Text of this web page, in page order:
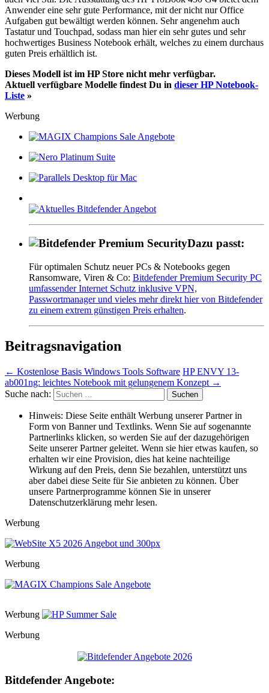
Anwender eine sehr gute Performance, mit der nicht nur Office
Aufgaben gut bewältigt werden können. Sehr angenehm auch
Tastatur und Touchpad, sodass man hier ein sehr gutes und sehr
hochwertiges Business Notebook erhält, welches zu einem durchaus
guten Preis erhältlich ist.
Dieses Modell ist im HP Store nicht mehr verfügbar.
Aktuell verfügbare Modelle findest Du in dieser HP Notebook-
Liste »
Werbung
Dazu passt:
Für optimalen Schutz neuer PCs & Notebooks gegen
Ransomware, Viren & Co: Bitdefender Premium Security PC
umfassender Internet Schutz inklusive VPN,
Passwortmanager und vieles mehr direkt hier von Bitdefender
zu einem extrem günstigen Preis erhalten.
Beitragsnavigation
← Kostenlose Basis Windows Tools Software HP ENVY 13-
ab001ng: leichtes Notebook mit gelungenem Konzept →
Suche nach:
Hinweis: Diese Seite enthält Werbung unserer Partner in
Form von Banner und Textlinks. Wenn Sie auf sogenannte
Partnerlinks klicken, so werden Sie auf der dazugehörigen
Seite unserer Partner geleitet. Wenn sie hier etwas kaufen, so
erhalten wir eine Provision, dies hat keine nachteilige
Wirkung auf den Preis, denn Sie bezahlen, unterstützt uns
aber dabei diese Seite für Sie anbieten zu können. Über
unsere Partnerprogramme können Sie in unserer
Datenschutzerklärung mehr lesen.
Werbung
Werbung
Werbung
Werbung
Bitdefender Angebote: